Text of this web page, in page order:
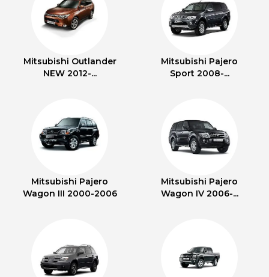
Mitsubishi Outlander
NEW 2012-...
Mitsubishi Pajero
Sport 2008-...
Mitsubishi Pajero
Wagon III 2000-2006
Mitsubishi Pajero
Wagon IV 2006-...